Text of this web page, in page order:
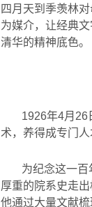
四月天到季羡林
为媒介，让经典
清华的精神底色。
1926年4月
术，养得成专门
为纪念这一百
厚重的院系史走
他通过大量文献